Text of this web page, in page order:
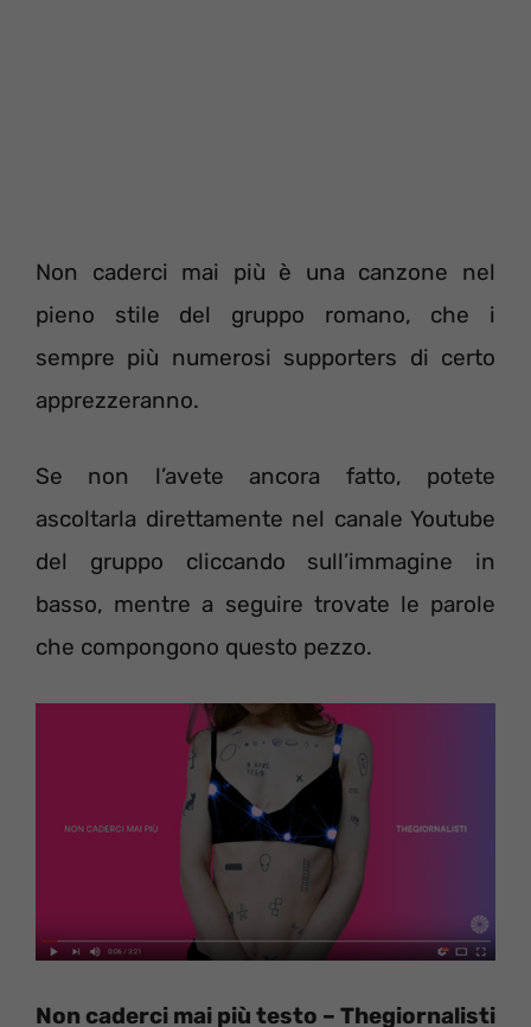
Non caderci mai più è una canzone nel
pieno stile del gruppo romano, che i
sempre più numerosi supporters di certo
apprezzeranno.
Se non l’avete ancora fatto, potete
ascoltarla direttamente nel canale Youtube
del gruppo cliccando sull’immagine in
basso, mentre a seguire trovate le parole
che compongono questo pezzo.
Non caderci mai più testo – Thegiornalisti